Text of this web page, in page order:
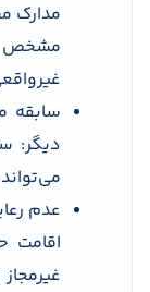
مدارک
مشخص
سابقه
دیگر:
عدم
اقامت